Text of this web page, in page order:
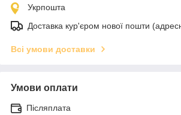
Укрпошта
Доставка кур'єром нової пошти
Всі умови доставки
Умови оплати
Післяплата